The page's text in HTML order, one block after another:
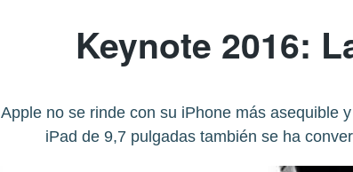
Keynote 2016:
Apple no se rinde con su iPhone más asequible
iPad de 9,7 pulgadas también se ha